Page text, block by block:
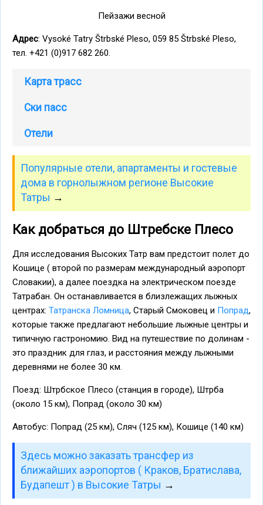
Пейзажи весной
Адрес: Vysoké Tatry Štrbské Pleso, 059 85 Štrbské Pleso,
тел. +421 (0)917 682 260.
Карта трасс
Ски пасс
Отели
Популярные отели, апартаменты и гостевые
дома в горнолыжном регионе Высокие
Татры →
Как добраться до Штребске Плесо
Для исследования Высоких Татр вам предстоит полет до
Кошице ( второй по размерам международный аэропорт
Словакии), а далее поездка на электрическом поезде
Татрабан. Он останавливается в близлежащих лыжных
центрах: Татранска Ломница, Старый Смоковец и Попрад,
которые также предлагают небольшие лыжные центры и
типичную гастрономию. Вид на путешествие по долинам -
это праздник для глаз, и расстояния между лыжными
деревнями не более 30 км.
Поезд: Штрбское Плесо (станция в городе), Штрба
(около 15 км), Попрад (около 30 км)
Автобус: Попрад (25 км), Сляч (125 км), Кошице (140 км)
Здесь можно заказать трансфер из
ближайших аэропортов ( Краков, Братислава,
Будапешт ) в Высокие Татры →